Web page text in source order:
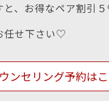
、お得なペア割引
任せ下さい♡
ンセリング予約は